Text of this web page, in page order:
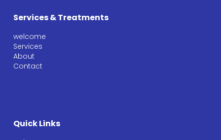
Services & Treatments
welcome
Services
About
Contact
Quick Links